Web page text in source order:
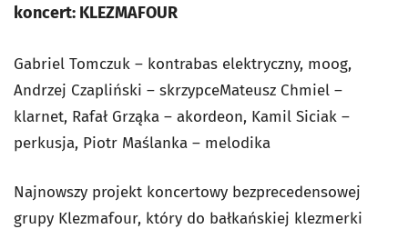
koncert: KLEZMAFOUR
Gabriel Tomczuk – kontrabas elektryczny, moog,
Andrzej Czapliński – skrzypceMateusz Chmiel –
klarnet, Rafał Grząka – akordeon, Kamil Siciak –
perkusja, Piotr Maślanka – melodika
Najnowszy projekt koncertowy bezprecedensowej
grupy Klezmafour, który do bałkańskiej klezmerki